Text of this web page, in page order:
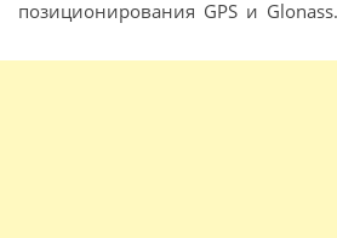
позиционирования GPS и Glonass.